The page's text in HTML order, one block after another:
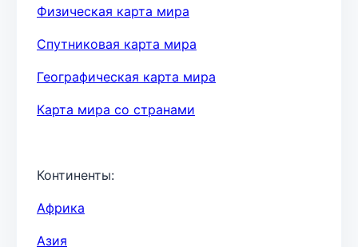
Физическая карта мира
Спутниковая карта мира
Географическая карта мира
Карта мира со странами
Континенты:
Африка
Азия